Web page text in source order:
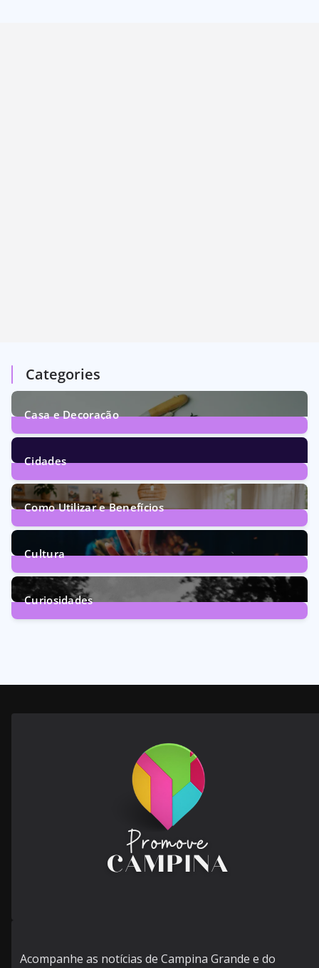
Categories
Casa e Decoração
1Post
Cidades
72Posts
Como Utilizar e Benefícios
160Posts
Cultura
246Posts
Curiosidades
Acompanhe as notícias de Campina Grande e do